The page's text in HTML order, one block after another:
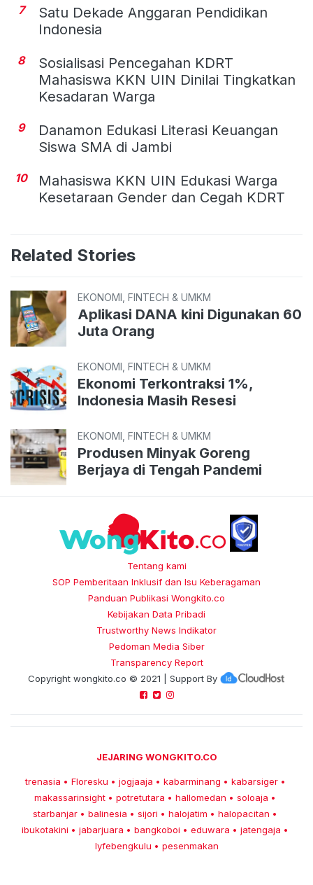
7
Satu Dekade Anggaran Pendidikan
Indonesia
8
Sosialisasi Pencegahan KDRT
Mahasiswa KKN UIN Dinilai Tingkatkan
Kesadaran Warga
9
Danamon Edukasi Literasi Keuangan
Siswa SMA di Jambi
10
Mahasiswa KKN UIN Edukasi Warga
Kesetaraan Gender dan Cegah KDRT
Related Stories
EKONOMI, FINTECH & UMKM
Aplikasi DANA kini Digunakan 60
Juta Orang
EKONOMI, FINTECH & UMKM
Ekonomi Terkontraksi 1%,
Indonesia Masih Resesi
EKONOMI, FINTECH & UMKM
Produsen Minyak Goreng
Berjaya di Tengah Pandemi
Tentang kami
SOP Pemberitaan Inklusif dan Isu Keberagaman
Panduan Publikasi Wongkito.co
Kebijakan Data Pribadi
Trustworthy News Indikator
Pedoman Media Siber
Transparency Report
Copyright wongkito.co © 2021 | Support By
JEJARING WONGKITO.CO
trenasia • Floresku • jogjaaja • kabarminang • kabarsiger •
makassarinsight • potretutara • hallomedan • soloaja •
starbanjar • balinesia • sijori • halojatim • halopacitan •
ibukotakini • jabarjuara • bangkoboi • eduwara • jatengaja •
lyfebengkulu • pesenmakan